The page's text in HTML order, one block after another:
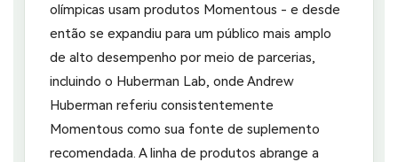
olímpicas usam produtos Momentous - e desde
então se expandiu para um público mais amplo
de alto desempenho por meio de parcerias,
incluindo o Huberman Lab, onde Andrew
Huberman referiu consistentemente
Momentous como sua fonte de suplemento
recomendada. A linha de produtos abrange a